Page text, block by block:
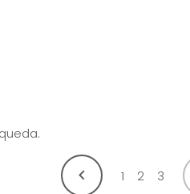
ANTERIOR
1 2 3